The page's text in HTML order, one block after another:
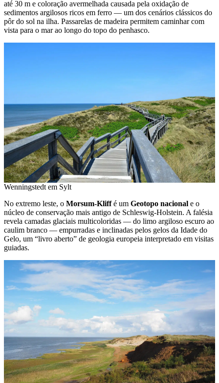
até 30 m e coloração avermelhada causada pela oxidação de
sedimentos argilosos ricos em ferro — um dos cenários clássicos do
pôr do sol na ilha. Passarelas de madeira permitem caminhar com
vista para o mar ao longo do topo do penhasco.
Wenningstedt em Sylt
No extremo leste, o Morsum-Kliffé um Geotopo nacional e o
núcleo de conservação mais antigo de Schleswig-Holstein. A falésia
revela camadas glaciais multicoloridas — do limo argiloso escuro ao
caulim branco — empurradas e inclinadas pelos gelos da Idade do
Gelo, um “livro aberto” de geologia europeia interpretado em visitas
guiadas.